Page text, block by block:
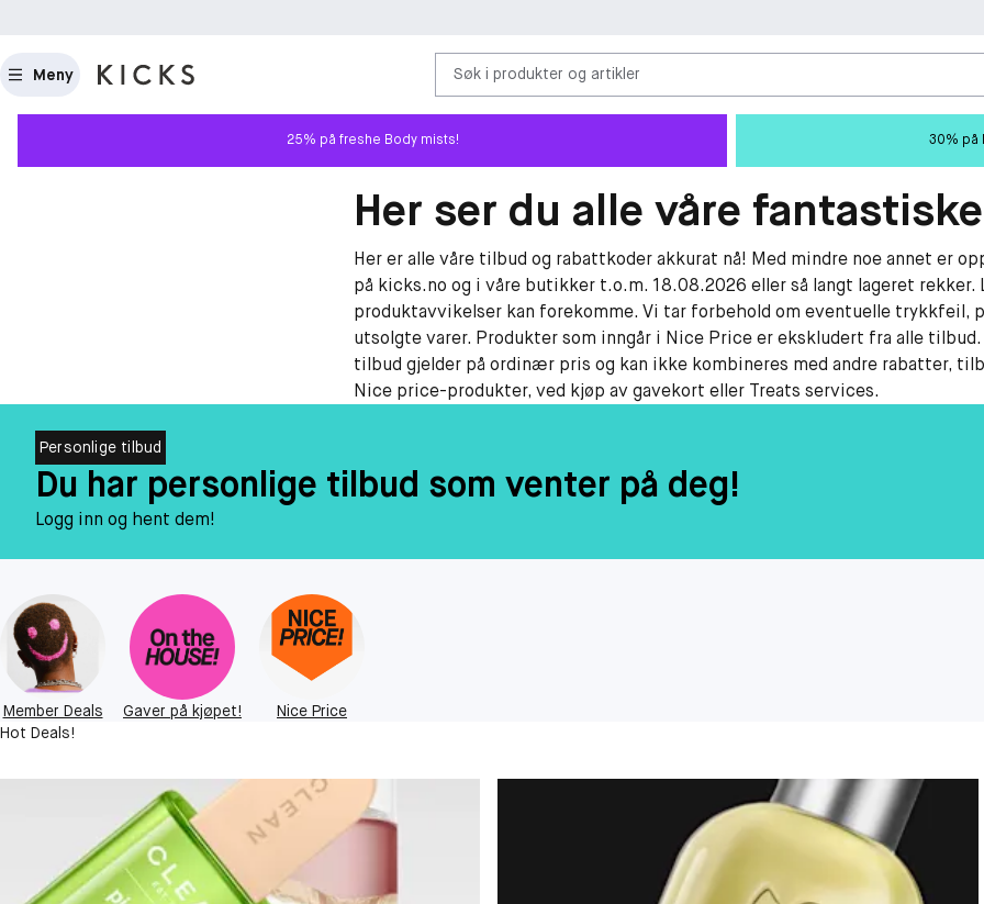
Meny Søk i produkter og artikler
25% på freshe Body mists! 30% på
Her ser du alle våre
Her er alle våre tilbud og rabattkoder akkurat nå! Med mindre noe annet er
på kicks.no og i våre butikker t.o.m. 18.08.2026 eller så langt lageret rekker.
produktavvikelser kan forekomme. Vi tar forbehold om eventuelle trykkfeil,
utsolgte varer. Produkter som inngår i Nice Price er ekskludert fra alle
tilbud gjelder på ordinær pris og kan ikke kombineres med andre rabatter,
Nice price-produkter, ved kjøp av gavekort eller Treats services.
Personlige tilbud
Du har personlige tilbud som venter på deg!
Logg inn og hent dem!
Member Deals Gaver på kjøpet!
Nice Price
Hot Deals!